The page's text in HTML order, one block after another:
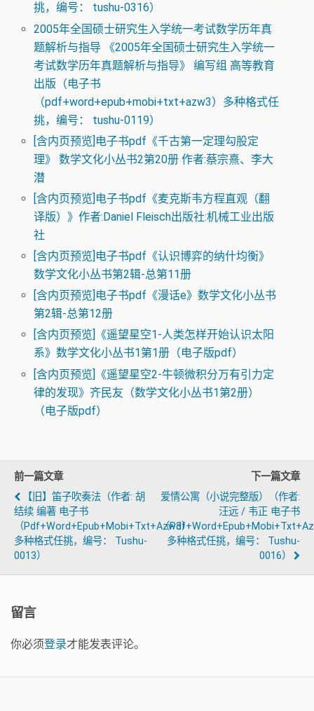
挑，编号： tushu-0316）
2005年全国硕士研究生入学统一考试数学历年真
题解析与指导 《2005年全国硕士研究生入学统一
考试数学历年真题解析与指导》 编写组 高等教育
出版（电子书
（pdf+word+epub+mobi+txt+azw3）多种格式任
挑，编号： tushu-0119）
[含内页预览]电子书pdf《千古第一定理勾股定
理》 数学文化小丛书2第20册 作者:蔡宗熹、李大
潜
[含内页预览]电子书pdf《麦克斯韦方程直观（翻
译版）》作者:Daniel Fleisch出版社:机械工业出版
社
[含内页预览]电子书pdf《认识博弈的纳什均衡》
数学文化小丛书第2辑-总第11册
[含内页预览]电子书pdf《漫话e》数学文化小丛书
第2辑-总第12册
[含内页预览]《遥望星空1-人类怎样开始认识太阳
系》数学文化小丛书1第1册（电子版pdf）
[含内页预览]《遥望星空2-牛顿微积分万有引力定
律的发现》齐民友（数学文化小丛书1第2册）
（电子版pdf）
前一篇文章
【旧】笛子吹奏法（作者: 胡
结续 编著 电子书
（pdf+word+epub+mobi+txt+azw3）
多种格式任挑，编号： Tushu-
0013）
下一篇文章
爱情公寓（小说完整版）（作者:
汪远 / 韦正 电子书
（
多种格式任挑，编号： Tushu-
0016）
留言
你必须登录才能发表评论。